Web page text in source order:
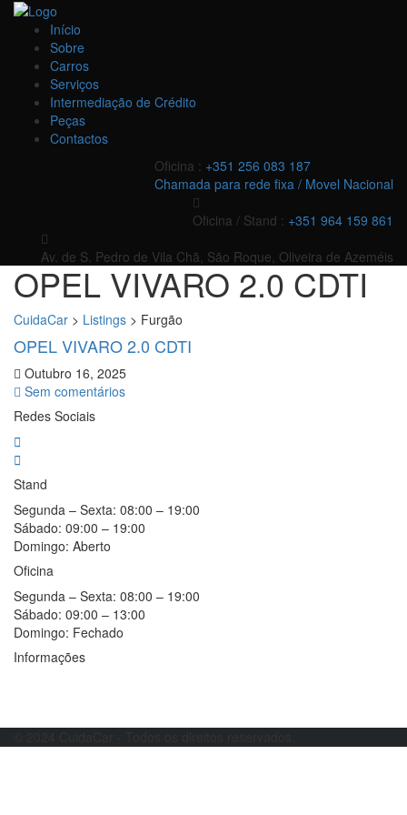
Início
Sobre
Carros
Serviços
Intermediação de Crédito
Peças
Contactos
Oficina : +351 256 083 187
Chamada para rede fixa / Movel Nacional
Oficina / Stand : +351 964 159 861
Av. de S. Pedro de Vila Chã, São Roque, Oliveira de Azeméis
OPEL VIVARO 2.0 CDTI
CuidaCar > Listings > Furgão
OPEL VIVARO 2.0 CDTI
Outubro 16, 2025
Sem comentários
Redes Sociais
Stand
Segunda – Sexta: 08:00 – 19:00
Sábado: 09:00 – 19:00
Domingo: Aberto
Oficina
Segunda – Sexta: 08:00 – 19:00
Sábado: 09:00 – 13:00
Domingo: Fechado
Informações